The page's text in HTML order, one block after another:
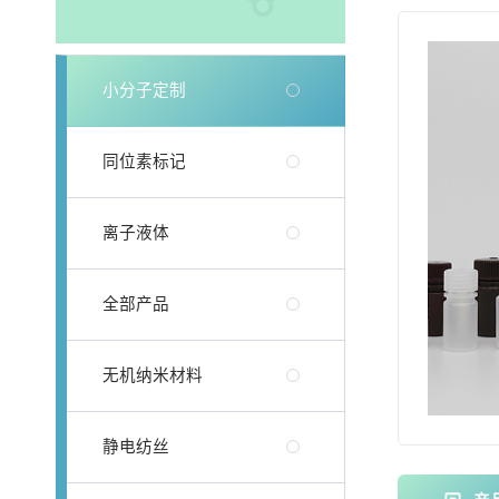
小分子定制
同位素标记
离子液体
全部产品
无机纳米材料
静电纺丝